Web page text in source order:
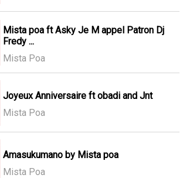
Mista poa ft Asky Je M appel Patron Dj
Fredy ...
Mista Poa
Joyeux Anniversaire ft obadi and Jnt
Mista Poa
Amasukumano by Mista poa
Mista Poa